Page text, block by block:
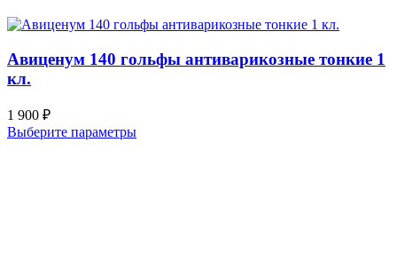
Авиценум 140 гольфы антиварикозные тонкие 1
кл.
1 900 ₽
Выберите параметры